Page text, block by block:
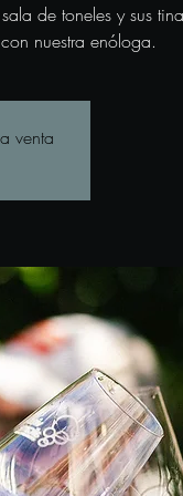
de toneles y sus
nuestra enóloga.
venta